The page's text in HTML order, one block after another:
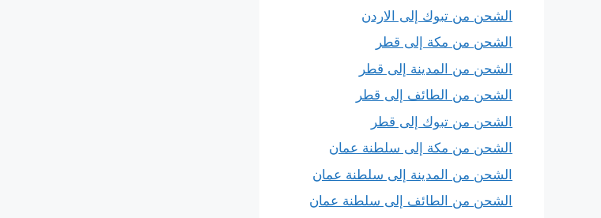
الشحن من تبوك إلى الاردن
الشحن من مكة إلى قطر
الشحن من المدينة إلى قطر
الشحن من الطائف إلى قطر
الشحن من تبوك إلى قطر
الشحن من مكة إلى سلطنة عمان
الشحن من المدينة إلى سلطنة عمان
الشحن من الطائف إلى سلطنة عمان